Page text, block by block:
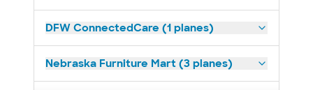
DFW ConnectedCare (1 planes)
Nebraska Furniture Mart (3 planes)